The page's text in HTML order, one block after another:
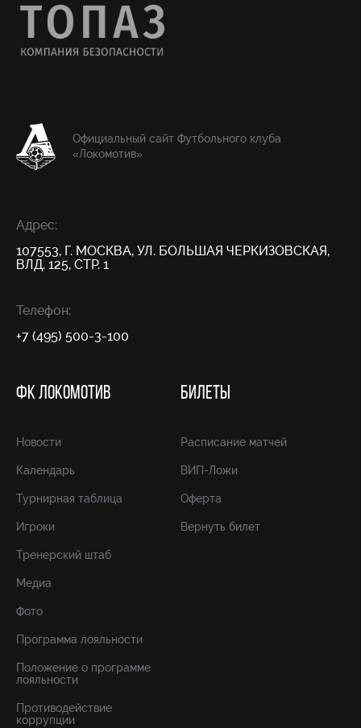
Официальный сайт Футбольного клуба
«Локомотив»
Адрес:
107553, Г. МОСКВА, УЛ. БОЛЬШАЯ ЧЕРКИЗОВСКАЯ,
ВЛД. 125, СТР. 1
Телефон:
+7 (495) 500-3-100
ФК ЛОКОМОТИВ
Новости
Календарь
Турнирная таблица
Игроки
Тренерский штаб
Медиа
Фото
Программа лояльности
Положение о программе
лояльности
Противодействие
коррупции
БИЛЕТЫ
Расписание матчей
ВИП-Ложи
Оферта
Вернуть билет